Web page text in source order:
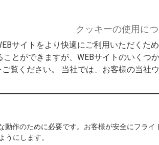
Promise 「ANA ʻAha Mele」～
」を開催いたしました。
クッキーの使用に
サイトをより快適にご利用いただく
とができますが、WEBサイトのいくつ
ご覧ください。 当社では、お客様の当社
動作のために必要です。お客様が安全にフライ
うにします。